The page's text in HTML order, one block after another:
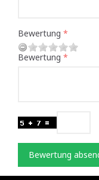
Bewertung
Bewertung
Bewertung